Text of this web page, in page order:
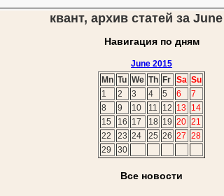
квант, архив статей за
Навигация по дням
June 2015
Mn Tu We Th Fr Sa Su
1
2 3 4 5 6
7
8
9 10 11 12 13
14
15
16 17 18 19 20 21
22
23 24 25 26 27 28
29
30
Все новости